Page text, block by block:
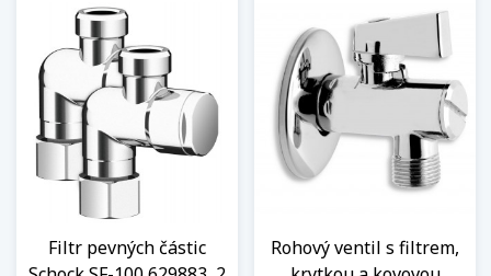
Filtr pevných částic
Rohový ventil s filtrem,